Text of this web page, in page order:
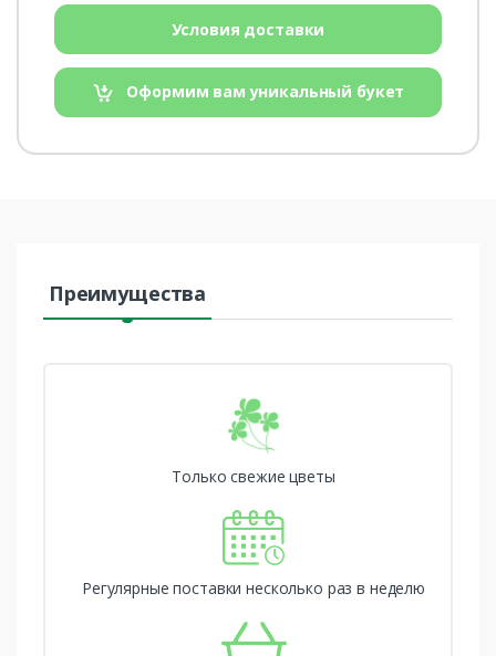
Условия доставки
Оформим вам уникальный букет
Преимущества
Только свежие цветы
Регулярные поставки несколько раз в неделю